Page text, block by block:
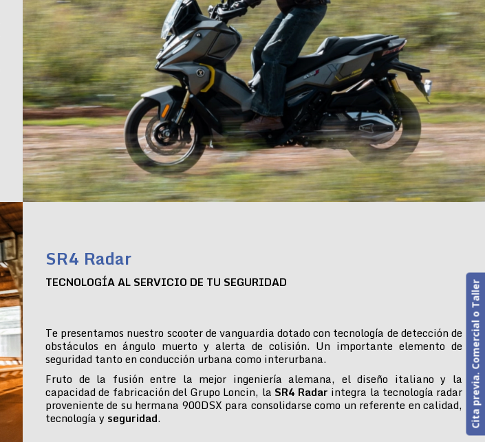
SR4 Radar
TECNOLOGÍA AL SERVICIO DE TU SEGURIDAD
Te presentamos nuestro scooter de vanguardia dotado con tecnología de detección de
obstáculos en ángulo muerto y alerta de colisión. Un importante elemento de
seguridad tanto en conducción urbana como interurbana.
Fruto de la fusión entre la mejor ingeniería alemana, el diseño italiano y la
capacidad de fabricación del Grupo Loncin, la SR4 Radar integra la tecnología radar
proveniente de su hermana 900DSX para consolidarse como un referente en calidad,
tecnología y seguridad. Cita previa. Comercial o Taller